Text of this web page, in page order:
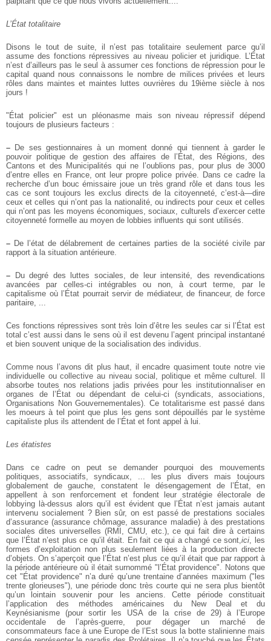
L’État totalitaire
Disons le tout de suite, il n’est pas totalitaire seulement parce qu’il
assume des fonctions répressives au niveau policier et juridique. L’État
n’est d’ailleurs pas le seul à assumer ces fonctions de répression pour le
capital quand nous connaissons le nombre de milices privées et leurs
rôles dans maintes et maintes luttes ouvrières du 19ième siècle à nos
jours !
"État policier" est un pléonasme mais son niveau répressif dépend
toujours de plusieurs facteurs :
– De ses gestionnaires à un moment donné qui tiennent à garder le
pouvoir politique de gestion des affaires de l’État, des Régions, des
Cantons et des Municipalités qui ne l’oublions pas, pour plus de 3000
d’entre elles en France, ont leur propre police privée. Dans ce cadre la
recherche d’un bouc émissaire joue un très grand rôle et dans tous les
cas ce sont toujours les exclus directs de la citoyenneté, c’est-à—dire
ceux et celles qui n’ont pas la nationalité, ou indirects pour ceux et celles
qui n’ont pas les moyens économiques, sociaux, culturels d’exercer cette
citoyenneté formelle au moyen de lobbies influents qui sont utilisés.
– De l’état de délabrement de certaines parties de la société civile par
rapport à la situation antérieure.
– Du degré des luttes sociales, de leur intensité, des revendications
avancées par celles-ci intégrables ou non, à court terme, par le
capitalisme où l’État pourrait servir de médiateur, de financeur, de force
paritaire, ...
Ces fonctions répressives sont très loin d’être les seules car si l’État est
total c’est aussi dans le sens où il est devenu l’agent principal instantané
et bien souvent unique de la socialisation des individus.
Comme nous l’avons dit plus haut, il encadre quasiment toute notre vie
individuelle ou collective au niveau social, politique et même culturel. Il
absorbe toutes nos relations jadis privées pour les institutionnaliser en
organes de l’État ou dépendant de celui-ci (syndicats, associations,
Organisations Non Gouvernementales). Ce totalitarisme est passé dans
les moeurs à tel point que plus les gens sont dépouillés par le système
capitaliste plus ils attendent de l’État et font appel à lui.
Les étatistes
Dans ce cadre on peut se demander pourquoi des mouvements
politiques, associatifs, syndicaux, ... les plus divers mais toujours
globalement de gauche, constatent le désengagement de l’État, en
appellent à son renforcement et fondent leur stratégie électorale de
lobbying là-dessus alors qu’il est évident que l’État n’est jamais autant
intervenu socialement ? Bien sûr, on est passé de prestations sociales
d’assurance (assurance chômage, assurance maladie) à des prestations
sociales dites universelles (RMI, CMU, etc.), ce qui fait dire à certains
que l’État n’est plus ce qu’il était. En fait ce qui a changé ce sont,ici , les
formes d’exploitation non plus seulement liées à la production directe
d’objets. On s’aperçoit que l’État n’est plus ce qu’il était que par rapport à
la période antérieure où il était surnommé "l’État providence". Notons que
cet "État providence" n’a duré qu’une trentaine d’années maximum ("les
trente glorieuses"), une période donc très courte qui ne sera plus bientôt
qu’un lointain souvenir pour les anciens. Cette période constituait
l’application des méthodes américaines du New Deal et du
Keynésianisme (pour sortir les USA de la crise de 29) à l’Europe
occidentale de l’après-guerre, pour dégager un marché de
consommateurs face à une Europe de l’Est sous la botte stalinienne mais